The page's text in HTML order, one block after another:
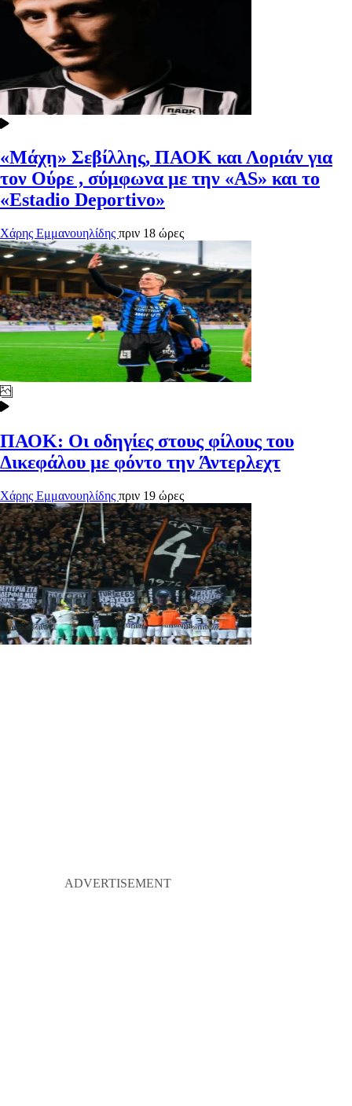
«Μάχη» Σεβίλλης, ΠΑΟΚ και Λοριάν για
τον Ούρε , σύμφωνα με την «AS» και το
«Estadio Deportivo»
Χάρης Εμμανουηλίδης πριν 18 ώρες
ΠΑΟΚ: Οι οδηγίες στους φίλους του
Δικεφάλου με φόντο την Άντερλεχτ
Χάρης Εμμανουηλίδης πριν 19 ώρες